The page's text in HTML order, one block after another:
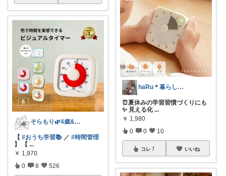
そらもり🌿4歳&1歳児ママ
【 #おうち学習📚 ／ #時間管理
】 【 ...
￥ 1,970
0 8 526
haRu＊暮らし・こども・美容
⏰夏休みの学習習慣づくりにも
✨ 見える化 ...
￥ 1,980
0 0 10
コレ いいね